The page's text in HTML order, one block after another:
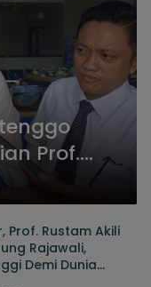
Prof.
Prof. Rustam Akili
Rajawali,
Demi Dunia